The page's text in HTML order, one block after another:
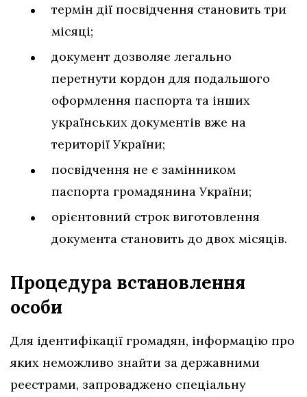
термін дії посвідчення становить три
місяці;
документ дозволяє легально
перетнути кордон для подальшого
оформлення паспорта та інших
українських документів вже на
території України;
посвідчення не є замінником
паспорта громадянина України;
орієнтовний строк виготовлення
документа становить до двох місяців.
Процедура встановлення
особи
Для ідентифікації громадян, інформацію про
яких неможливо знайти за державними
реєстрами, запроваджено спеціальну